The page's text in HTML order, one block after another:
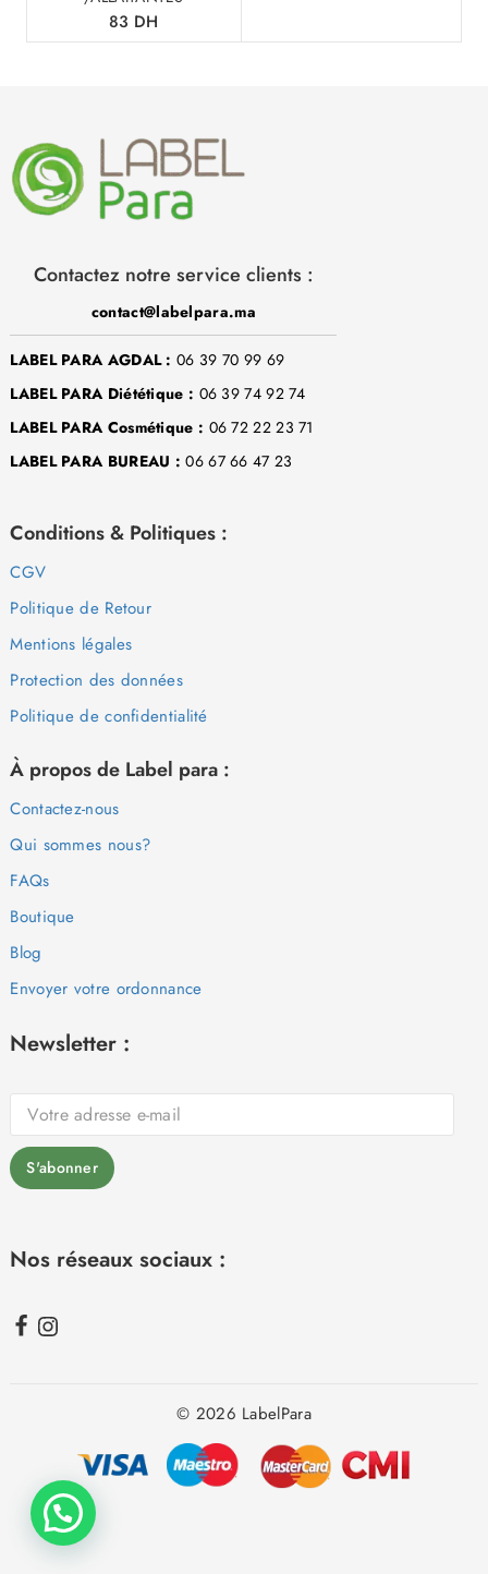
83 DH
Contactez notre service clients :
contact@labelpara.ma
LABEL PARA AGDAL : 06 39 70 99 69
LABEL PARA Diététique : 06 39 74 92 74
LABEL PARA Cosmétique : 06 72 22 23 71
LABEL PARA BUREAU : 06 67 66 47 23
Conditions & Politiques :
CGV
Politique de Retour
Mentions légales
Protection des données
Politique de confidentialité
À propos de Label para :
Contactez-nous
Qui sommes nous?
FAQs
Boutique
Blog
Envoyer votre ordonnance
Newsletter :
Nos réseaux sociaux :
© 2026 LabelPara